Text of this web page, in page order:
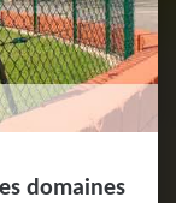
domaines